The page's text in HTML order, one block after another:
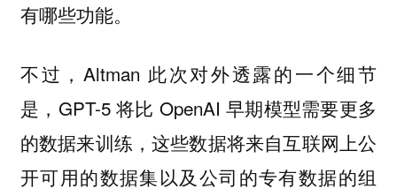
有哪些功能。
不过，Altman 此次对外透露的一个细节
是，GPT-5 将比 OpenAI 早期模型需要更多
的数据来训练，这些数据将来自互联网上公
开可用的数据集以及公司的专有数据的组